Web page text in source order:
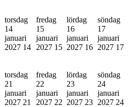
torsdag
14
januari
2027 14
fredag
15
januari
2027 15
lördag
16
januari
2027 16
söndag
17
januari
2027 17
torsdag
21
januari
2027 21
fredag
22
januari
2027 22
lördag
23
januari
2027 23
söndag
24
januari
2027 24